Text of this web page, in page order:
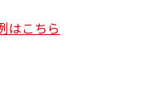
はこちら